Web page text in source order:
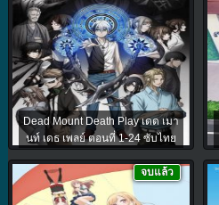
Dead Mount Death Play เดด เมา
นท์ เดธ เพลย์ ตอนที่ 1-24 ซับไทย
จบแล้ว